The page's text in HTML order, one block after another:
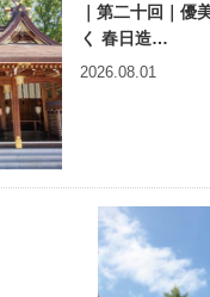
｜第二十回｜優
く 春日造…
2026.08.01